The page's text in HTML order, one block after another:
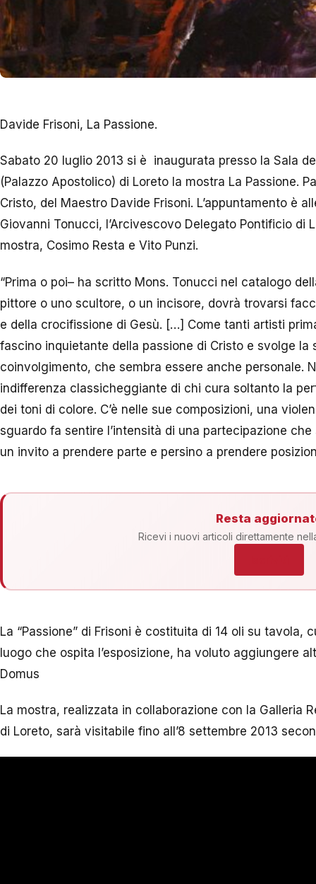
Davide Frisoni, La Passione.
Sabato 20 luglio 2013 si è inaugurata presso la Sala
(Palazzo Apostolico) di Loreto la mostra La Passione.
Cristo, del Maestro Davide Frisoni. L’appuntamento è
Giovanni Tonucci, l’Arcivescovo Delegato Pontificio di
mostra, Cosimo Resta e Vito Punzi.
“Prima o poi– ha scritto Mons. Tonucci nel catalogo
pittore o uno scultore, o un incisore, dovrà trovarsi
e della crocifissione di Gesù. […] Come tanti artisti
fascino inquietante della passione di Cristo e svolge la
coinvolgimento, che sembra essere anche personale.
indifferenza classicheggiante di chi cura soltanto la
dei toni di colore. C’è nelle sue composizioni, una
sguardo fa sentire l’intensità di una partecipazione
un invito a prendere parte e persino a prendere
Resta
Ricevi i nuovi articoli direttamente
La “Passione” di Frisoni è costituita di 14 oli su tavola,
luogo che ospita l’esposizione, ha voluto aggiungere
Domus
La mostra, realizzata in collaborazione con la Galleria
di Loreto, sarà visitabile fino all’8 settembre 2013